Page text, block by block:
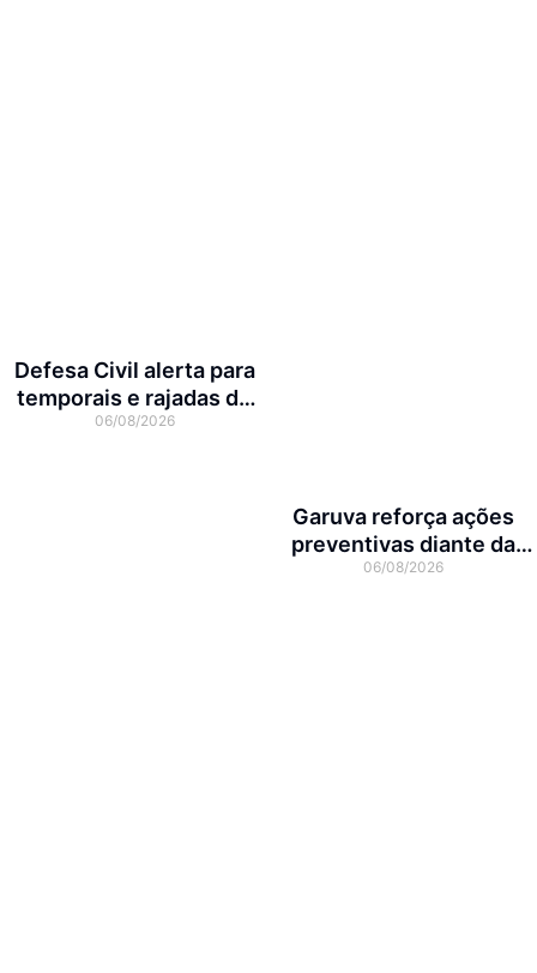
Defesa Civil alerta para
temporais e rajadas de
vento de até 70 km/h em
06/08/2026
Garuva reforça ações
preventivas diante da
previsão de atuação do El
06/08/2026